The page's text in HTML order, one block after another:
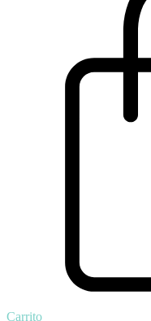
Carrito